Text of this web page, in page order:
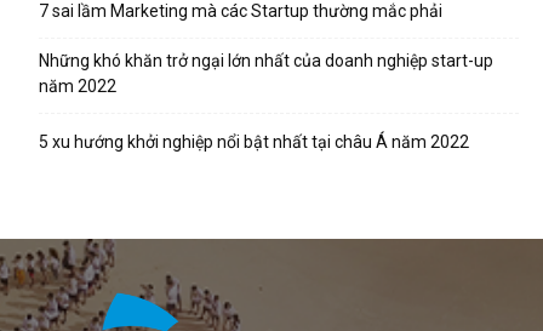
7 sai lầm Marketing mà các Startup thường mắc phải
Những khó khăn trở ngại lớn nhất của doanh nghiệp start-up
năm 2022
5 xu hướng khởi nghiệp nổi bật nhất tại châu Á năm 2022